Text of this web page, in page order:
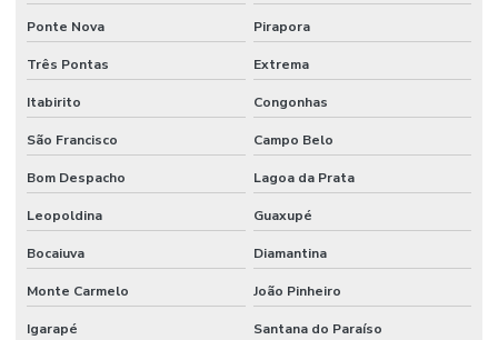
Ponte Nova Pirapora
Três Pontas Extrema
Itabirito Congonhas
São Francisco Campo Belo
Bom Despacho Lagoa da Prata
Leopoldina Guaxupé
Bocaiuva Diamantina
Monte Carmelo João Pinheiro
Igarapé Santana do Paraíso